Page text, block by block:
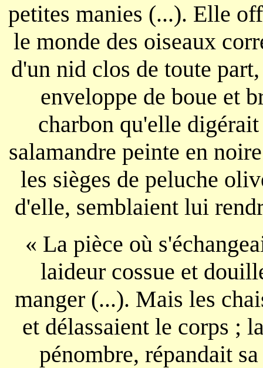
petites manies (...). Elle
le monde des oiseaux
d'un nid clos de toute
enveloppe de boue et
charbon qu'elle
salamandre peinte en
les sièges de peluche
d'elle, semblaient lui
« La pièce où
laideur cossue et
manger (...). Mais les
et délassaient le corps ;
pénombre, répandait